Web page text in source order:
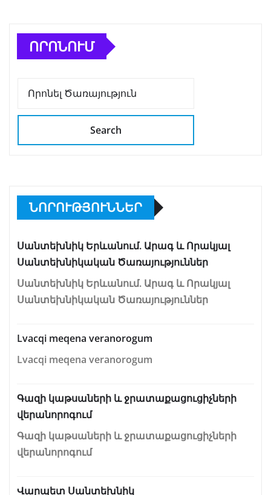
ՈՐՈՆՈՒՄ
Search
ՆՈՐՈՒԹՅՈՒՆՆԵՐ
Սանտեխնիկ Երևանում. Արագ և Որակյալ
Սանտեխնիկական Ծառայություններ
Սանտեխնիկ Երևանում. Արագ և Որակյալ
Սանտեխնիկական Ծառայություններ
Lvacqi meqena veranorogum
Lvacqi meqena veranorogum
Գազի կաթսաների և ջրատաքացուցիչների
վերանորոգում
Գազի կաթսաների և ջրատաքացուցիչների
վերանորոգում
Վարպետ Սանտեխնիկ